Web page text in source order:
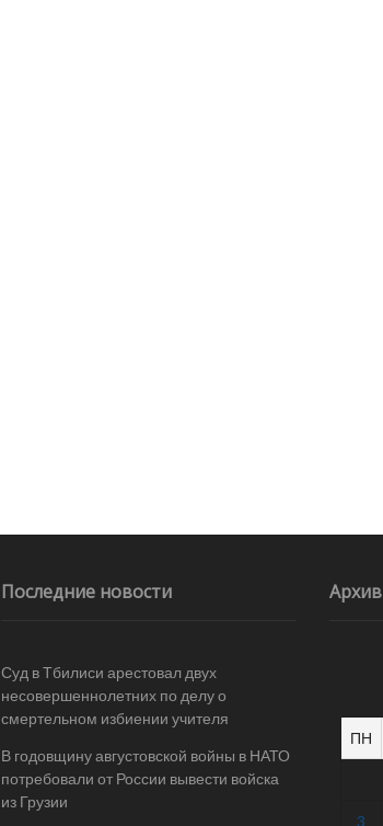
Последние новости
Суд в Тбилиси арестовал двух
несовершеннолетних по делу о
смертельном избиении учителя
В годовщину августовской войны в НАТО
потребовали от России вывести войска
из Грузии
Архив
ПН
3